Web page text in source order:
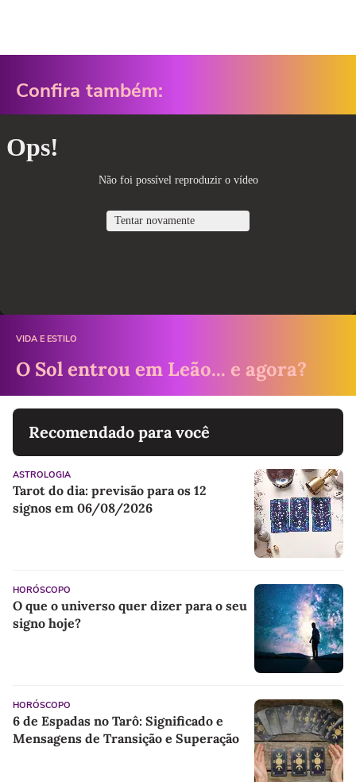
Confira também:
VIDA E ESTILO
O Sol entrou em Leão... e agora?
Recomendado para você
ASTROLOGIA
Tarot do dia: previsão para os 12
signos em 06/08/2026
HORÓSCOPO
O que o universo quer dizer para o seu
signo hoje?
HORÓSCOPO
6 de Espadas no Tarô: Significado e
Mensagens de Transição e Superação